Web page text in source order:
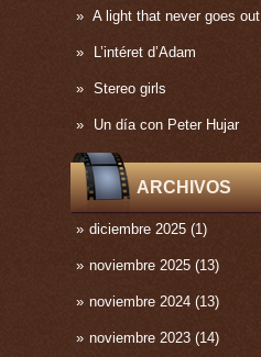
A light that never goes out
L’intéret d’Adam
Stereo girls
Un día con Peter Hujar
ARCHIVOS
diciembre 2025 (1)
noviembre 2025 (13)
noviembre 2024 (13)
noviembre 2023 (14)